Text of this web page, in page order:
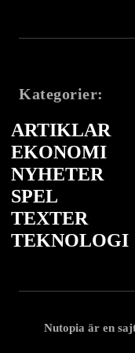
Kategorier:
ARTIKLAR
EKONOMI
NYHETER
SPEL
TEXTER
TEKNOLOGI
Nutopia är en